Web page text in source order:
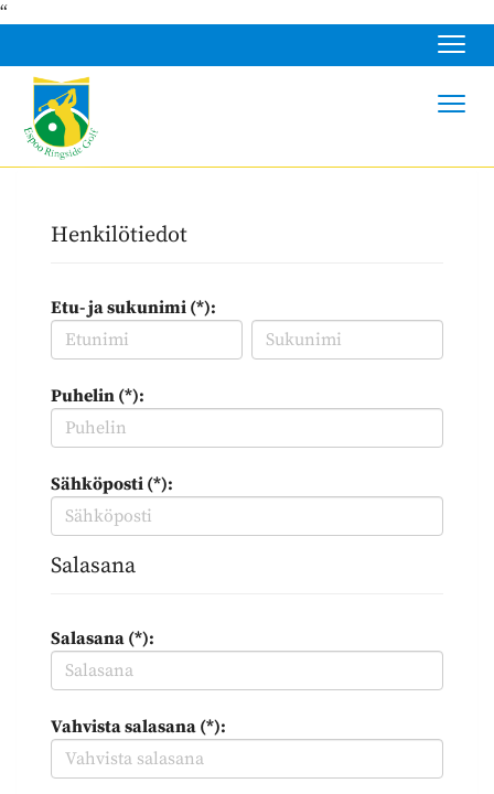
“
Henkilötiedot
Etu- ja sukunimi (*):
Puhelin (*):
Sähköposti (*):
Salasana
Salasana (*):
Vahvista salasana (*):